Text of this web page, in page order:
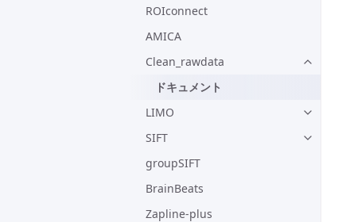
ROIconnect
AMICA
Clean_rawdata
ドキュメント
LIMO
SIFT
groupSIFT
BrainBeats
Zapline-plus